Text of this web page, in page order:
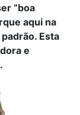
“boa
aqui na
Esta
e